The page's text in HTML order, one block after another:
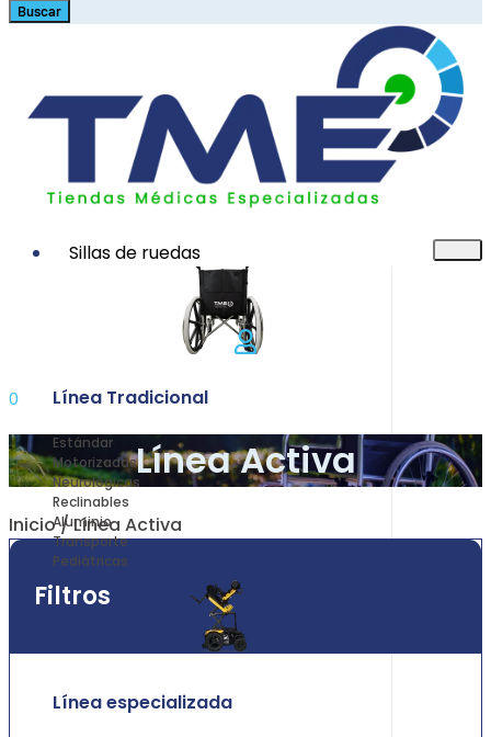
Buscar
Sillas de ruedas
Línea Tradicional
Estándar
Motorizadas
Neurológicas
Reclinables
Aluminio
Transporte
Pediátricas
Línea especializada
0
Línea Activa
Inicio/ Línea Activa
Filtros